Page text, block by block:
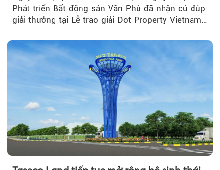
Phát triển Bất động sản Văn Phú đã nhận cú đúp
giải thưởng tại Lễ trao giải Dot Property Vietnam